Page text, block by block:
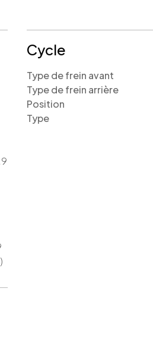
Cycle
Type de frein avant
Type de frein arrière
Position
Type